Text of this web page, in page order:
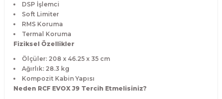
DSP İşlemci
Soft Limiter
RMS Koruma
Termal Koruma
Fiziksel Özellikler
Ölçüler: 208 x 46.25 x 35 cm
Ağırlık: 28.3 kg
Kompozit Kabin Yapısı
Neden RCF EVOX J9 Tercih Etmelisiniz?